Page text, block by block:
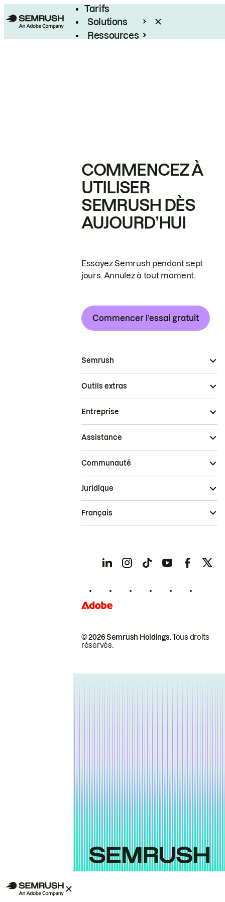
Tarifs
Solutions
Ressources
COMMENCEZ À
UTILISER
SEMRUSH DÈS
AUJOURD’HUI
Essayez Semrush pendant sept
jours. Annulez à tout moment.
Commencer l’essai gratuit
Semrush
Outils extras
Entreprise
Assistance
Communauté
© 2026 Semrush Holdings.Tous droits
réservés.
Juridique
Français